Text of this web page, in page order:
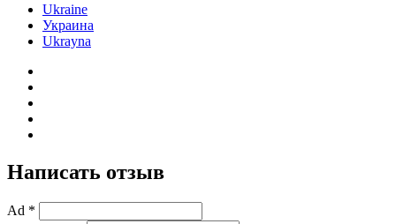
Ukraine
Украина
Ukrayna
Написать отзыв
Ad *